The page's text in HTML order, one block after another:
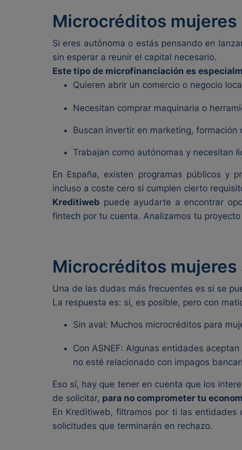
Microcréditos
Si eres autónoma o estás pensando en
sin esperar a reunir el capital necesario.
Este tipo de microfinanciación es
Quieren abrir un comercio o negocio
Necesitan comprar maquinaria o
Buscan invertir en marketing, formación
Trabajan como autónomas y necesitan
En España, existen programas públicos y
incluso a coste cero si cumplen cierto
Kreditiweb puede ayudarte a encontrar
fintech por tu cuenta. Analizamos tu
Microcréditos mujeres
Una de las dudas más frecuentes es si se
La respuesta es: sí, es posible, pero con
Sin aval: Muchos microcréditos para
Con ASNEF: Algunas entidades
no esté relacionado con impagos
Eso sí, hay que tener en cuenta que los
de solicitar, para no comprometer tu
En Kreditiweb, filtramos por ti las entidades
solicitudes que terminarán en rechazo.